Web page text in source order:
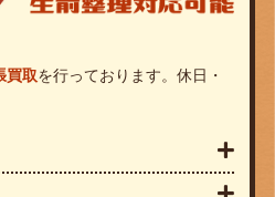
買取を行っております。休日・